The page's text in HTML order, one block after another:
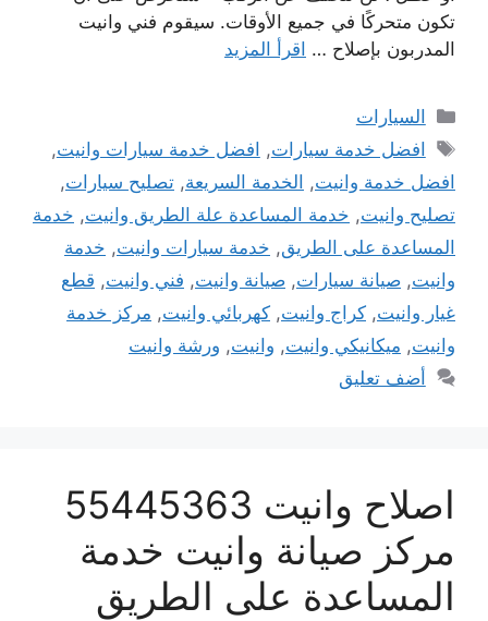
تكون متحركًا في جميع الأوقات. سيقوم فني وانيت
المدربون بإصلاح … اقرأ المزيد
التصنيفات
السيارات
الوسوم
افضل خدمة سيارات, افضل خدمة سيارات وانيت,
افضل خدمة وانيت, الخدمة السريعة, تصليح سيارات,
تصليح وانيت, خدمة المساعدة علة الطريق وانيت, خدمة
المساعدة على الطريق, خدمة سيارات وانيت, خدمة
وانيت, صيانة سيارات, صيانة وانيت, فني وانيت, قطع
غيار وانيت, كراج وانيت, كهربائي وانيت, مركز خدمة
وانيت, ميكانيكي وانيت, وانيت, ورشة وانيت
أضف تعليق
اصلاح وانيت 55445363
مركز صيانة وانيت خدمة
المساعدة على الطريق